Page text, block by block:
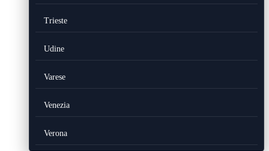
Trieste
Udine
Varese
Venezia
Verona